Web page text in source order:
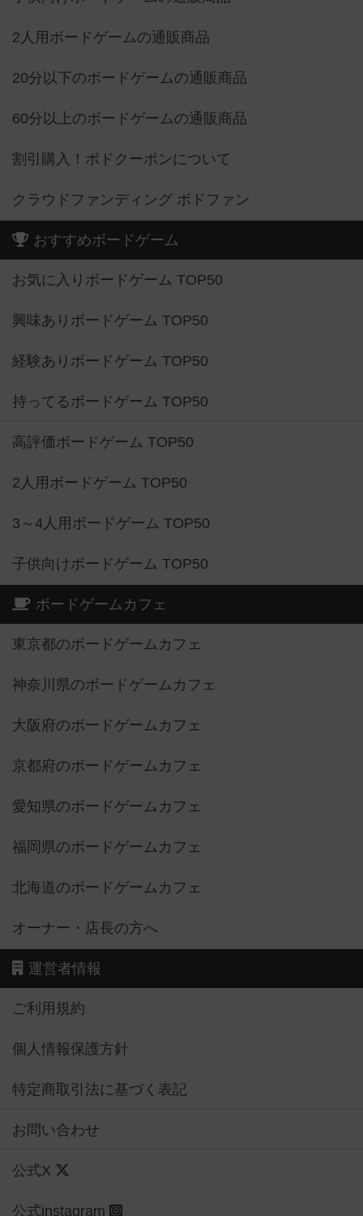
2人用ボードゲームの通販商品
20分以下のボードゲームの通販商品
60分以上のボードゲームの通販商品
割引購入！ボドクーポンについて
クラウドファンディング ボドファン
おすすめボードゲーム
お気に入りボードゲーム TOP50
興味ありボードゲーム TOP50
経験ありボードゲーム TOP50
持ってるボードゲーム TOP50
高評価ボードゲーム TOP50
2人用ボードゲーム TOP50
3～4人用ボードゲーム TOP50
子供向けボードゲーム TOP50
ボードゲームカフェ
東京都のボードゲームカフェ
神奈川県のボードゲームカフェ
大阪府のボードゲームカフェ
京都府のボードゲームカフェ
愛知県のボードゲームカフェ
福岡県のボードゲームカフェ
北海道のボードゲームカフェ
オーナー・店長の方へ
運営者情報
ご利用規約
個人情報保護方針
特定商取引法に基づく表記
お問い合わせ
公式X
公式instagram